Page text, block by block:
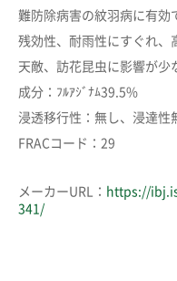
お買
難防除病害の紋羽病に有効
残効性、耐雨性にすぐれ、
天敵、訪花昆虫に影響が少
成分：ﾌﾙｱｼﾞﾅﾑ39.5%
浸透移行性：無し、浸達性
FRACコード：29
メーカーURL： https://
341/